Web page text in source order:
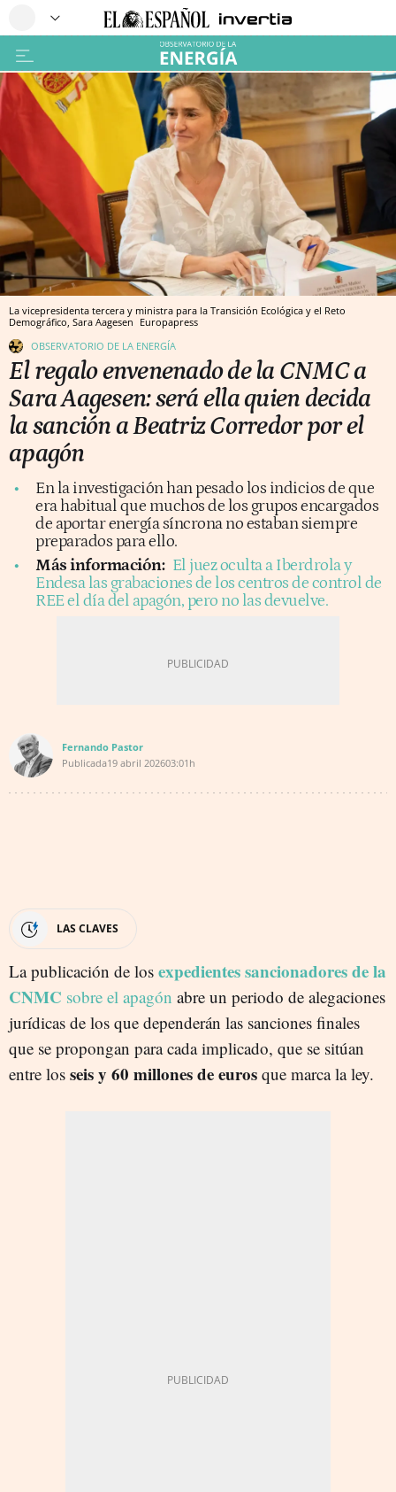
La vicepresidenta tercera y ministra para la Transición Ecológica y el Reto
Demográfico, Sara Aagesen Europapress
OBSERVATORIO DE LA ENERGÍA
El regalo envenenado de la CNMC a
Sara Aagesen: será ella quien decida
la sanción a Beatriz Corredor por el
apagón
En la investigación han pesado los indicios de que
era habitual que muchos de los grupos encargados
de aportar energía síncrona no estaban siempre
preparados para ello.
Más información: El juez oculta a Iberdrola y
Endesa las grabaciones de los centros de control de
REE el día del apagón, pero no las devuelve.
Fernando Pastor
Publicada19 abril 202603:01h
LAS CLAVES
La publicación de los expedientes sancionadores de la
CNMC sobre el apagón abre un periodo de alegaciones
jurídicas de los que dependerán las sanciones finales
que se propongan para cada implicado, que se sitúan
entre los seis y 60 millones de euros que marca la ley.